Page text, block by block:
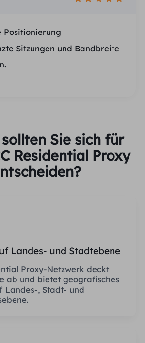
Positionierung
Sitzungen und Bandbreite
Sie sich für
Residential Proxy
Landes- und Stadtebene
Proxy-Netzwerk deckt
ab und bietet geografisches
Landes-, Stadt- und